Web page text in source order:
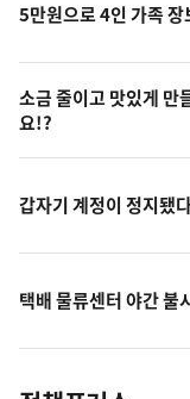
5만원으로 4인 가족 장
소금 줄이고 맛있게 만
요!?
갑자기 계정이 정지됐
택배 물류센터 야간 불